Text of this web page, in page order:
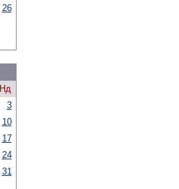
26
Нд
3
10
17
24
31